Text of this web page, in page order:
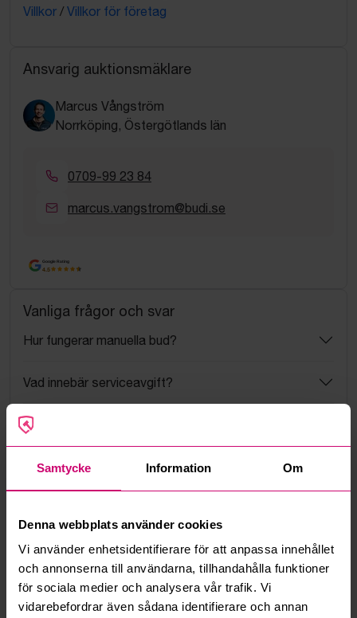
Samtycke Information Om
Denna webbplats använder cookies
Vi använder enhetsidentifierare för att anpassa innehållet
och annonserna till användarna, tillhandahålla funktioner
för sociala medier och analysera vår trafik. Vi
vidarebefordrar även sådana identifierare och annan
Villkor / Villkor för företag
Ansvarig auktionsmäklare
Marcus Vångström
Norrköping, Östergötlands län
0709-99 23 84
marcus.vangstrom@budi.se
Google Rating
4.5
Vanliga frågor och svar
Hur fungerar manuella bud?
Vad innebär serviceavgift?
Vad är ett reservationspris?
Hur fungerar maxbud?
Kan jag ångra ett bud?
Kan ni frakta mina vunna objekt?